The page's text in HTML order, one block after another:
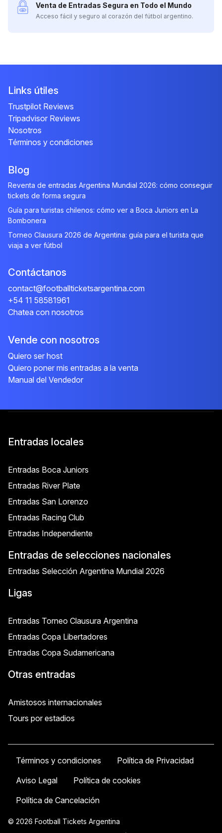
Venta de Entradas Segura en Todo el Mundo
Acceso fácil y seguro al corazón del fútbol argentino.
Links útiles
Trustpilot Reviews
Tripadvisor Reviews
Nosotros
Términos y condiciones
Blog
Reventa de entradas Argentina Mundial 2026: cómo conseguir
tickets de forma segura
Guía para turistas chilenos: cómo ver a Boca Juniors en La
Bombonera
Torneo Clausura 2026 de Argentina: guía para el turista que
viaja a ver fútbol
Contáctanos
contact@footballticketsargentina.com
+54 11 58581961
Chatea con nosotros
Vende con nosotros
Quiero ser host
Quiero poner mis entradas a la venta
Manual del Vendedor
Entradas locales
Entradas Boca Juniors
Entradas River Plate
Entradas San Lorenzo
Entradas Racing Club
Entradas Independiente
Entradas de selecciones nacionales
Entradas Selección Argentina Mundial 2026
Ligas
Entradas Torneo Clausura Argentina
Entradas Copa Libertadores
Entradas Copa Sudamericana
Otras entradas
Amistosos internacionales
Tours por estadios
Términos y condiciones
Política de Privacidad
Aviso Legal
Política de cookies
Política de Cancelación
© 2026 Football Tickets Argentina